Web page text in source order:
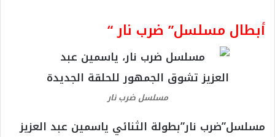
أبطال مسلسل” ضرب نار “
مسلسل ضرب نار
مسلسل”ضرب نار”بطولة الثنائي ياسمين عبد العزيز